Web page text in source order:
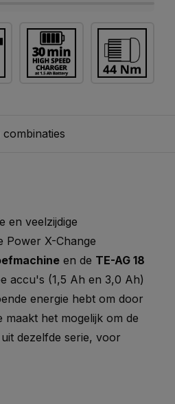
en veelzijdige
Power X-Change
en de TE-AG 18
accu's (1,5 Ah en 3,0 Ah)
energie hebt om door
het mogelijk om de
dezelfde serie, voor